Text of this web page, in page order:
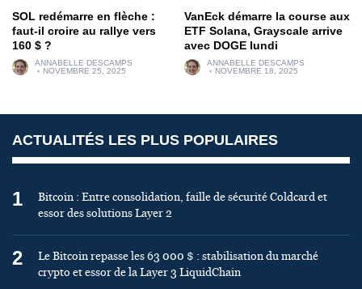
SOL redémarre en flèche :
faut-il croire au rallye vers
160 $ ?
ANNABELLE DESCAMPS
NOVEMBRE 25, 2025
VanEck démarre la course aux
ETF Solana, Grayscale arrive
avec DOGE lundi
ANNABELLE DESCAMPS
NOVEMBRE 18, 2025
ACTUALITÉS LES PLUS POPULAIRES
1
Bitcoin : Entre consolidation, faille de sécurité Coldcard et
essor des solutions Layer 2
2
Le Bitcoin repasse les 63 000 $ : stabilisation du marché
crypto et essor de la Layer 3 LiquidChain